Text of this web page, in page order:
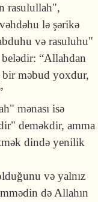
rasulullah",
lə şərikə
və rasuluhu"
“Allahdan
bir məbud yoxdur,
mənası isə
deməkdir, amma
dində yenilik
və yalnız
də Allahın